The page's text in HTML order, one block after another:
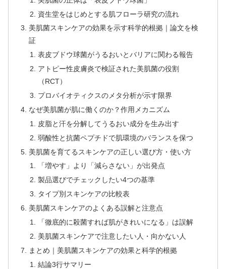
資生堂をはじめとする肌フローラ研究の流れ
美肌菌スキンケアの効果を示す科学的根拠｜論文を検
証
表皮ブドウ球菌がうるおいとバリアに関わる報告
アトピー性皮膚炎で検証された美肌菌の役割
（RCT）
プロバイオティクスのメタ分析が示す限界
なぜ美肌菌が肌に働くのか？作用メカニズム
皮脂と汗を分解してうるおい成分を生み出す
弱酸性と抗菌ペプチドで肌環境のバランスを保つ
美肌菌を育てるスキンケアの正しい選び方・使い方
「増やす」より「減らさない」が出発点
製品選びでチェックしたい4つの基準
タイプ別スキンケアの比較表
美肌菌スキンケアのよくある誤解と注意点
「徹底的に殺菌すれば肌がきれいになる」は誤解
美肌菌スキンケアで注意したい人・向かない人
まとめ｜美肌菌スキンケアの効果と科学的根拠
結論3行サマリー